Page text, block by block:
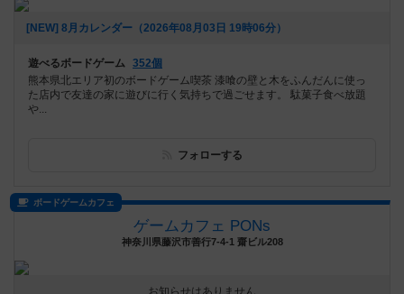
[NEW] 8月カレンダー（2026年08月03日 19時06分）
遊べるボードゲーム 352個
熊本県北エリア初のボードゲーム喫茶 漆喰の壁と木をふんだんに使っ
た店内で友達の家に遊びに行く気持ちで過ごせます。 駄菓子食べ放題
や...
フォローする
ボードゲームカフェ
ゲームカフェ PONs
神奈川県藤沢市善行7-4-1 齋ビル208
お知らせはありません